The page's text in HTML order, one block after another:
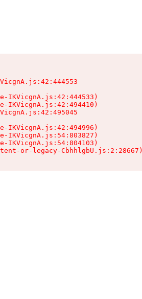
IKVicgnA.js:42:444533)
IKVicgnA.js:42:494410)
IKVicgnA.js:42:494996)
IKVicgnA.js:54:803827)
IKVicgnA.js:54:804103)
or-legacy-CbhhlgbU.js:2:28667)